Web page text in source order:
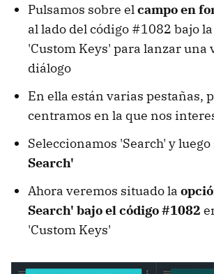
Pulsamos sobre elcampo en
al lado del código #1082 bajo
'Custom Keys' para lanzar una
diálogo
En ella están varias pestañas,
centramos en la que nos
Seleccionamos 'Search' y luego
Search'
Ahora veremos situado la
Search' bajo el código #1082
'Custom Keys'